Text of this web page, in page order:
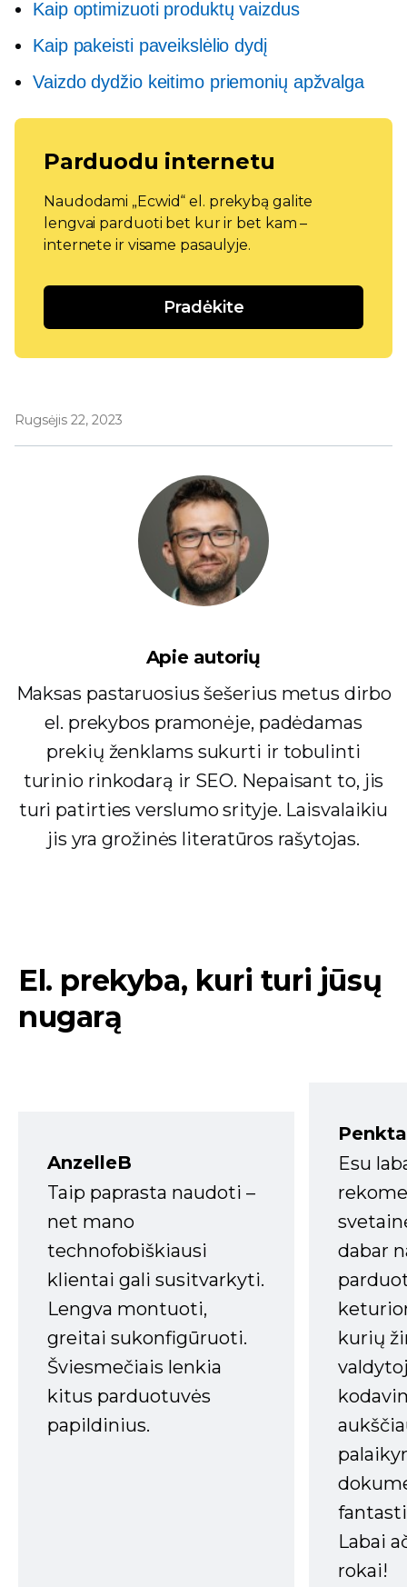
Kaip optimizuoti produktų vaizdus
Kaip pakeisti paveikslėlio dydį
Vaizdo dydžio keitimo priemonių apžvalga
Parduodu internetu
Naudodami „Ecwid“ el. prekybą galite
lengvai parduoti bet kur ir bet kam –
internete ir visame pasaulyje.
Pradėkite
Rugsėjis 22, 2023
Apie autorių
Maksas pastaruosius šešerius metus dirbo
el. prekybos pramonėje, padėdamas
prekių ženklams sukurti ir tobulinti
turinio rinkodarą ir SEO. Nepaisant to, jis
turi patirties verslumo srityje. Laisvalaikiu
jis yra grožinės literatūros rašytojas.
El. prekyba, kuri turi jūsų
nugarą
AnzelleB
Taip paprasta naudoti –
net mano
technofobiškiausi
klientai gali susitvarkyti.
Lengva montuoti,
greitai sukonfigūruoti.
Šviesmečiais lenkia
kitus parduotuvės
papildinius.
Esu
dabar
kurių
Labai
rokai!